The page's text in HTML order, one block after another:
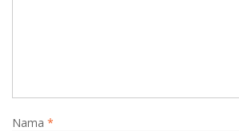
Nama *